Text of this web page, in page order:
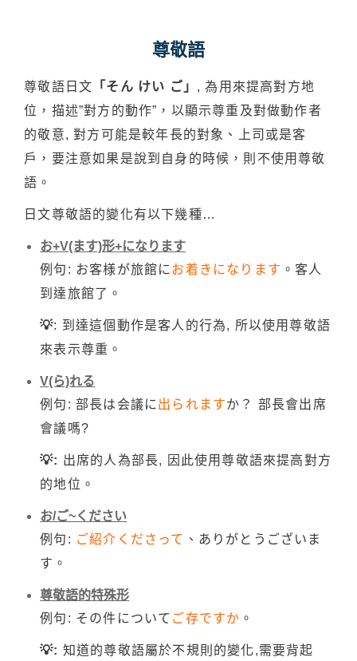
尊敬語
尊敬語日文 「そん けい ご 」 , 為用來提高對方地
位，描述”對方的動作”，以顯示尊重及對做動作者
的敬意, 對方可能是較年長的對象、上司或是客
戶，要注意如果是說到自身的時候，則不使用尊敬
語。
日文尊敬語的變化有以下幾種…
お+V(ます)形+になります
例句: お客様が旅館にお着きになります 。客人
到達旅館了。
💡: 到達這個動作是客人的行為, 所以使用尊敬語
來表示尊重。
V(ら)れる
例句: 部長は会議に出られますか？ 部長會出席
會議嗎?
💡: 出席的人為部長, 因此使用尊敬語來提高對方
的地位。
お/ご~ください
例句: ご紹介くださって 、ありがとうございま
す。
尊敬語的特殊形
例句: その件について ご存ですか 。
💡: 知道的尊敬語屬於不規則的變化,需要背起